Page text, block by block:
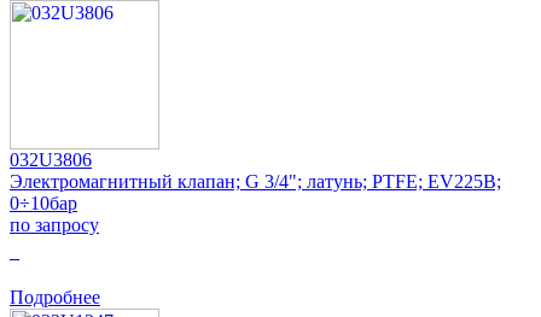
032U3806
Электромагнитный клапан; G 3/4"; латунь; PTFE; EV225B;
0÷10бар
по запросу
Подробнее